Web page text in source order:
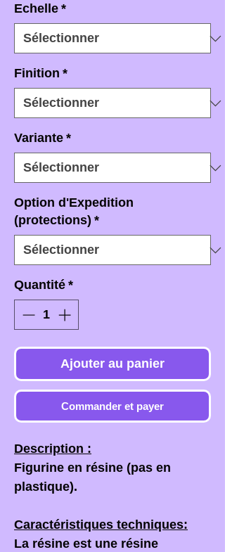
Echelle *
Finition *
Variante *
Option d'Expedition
(protections) *
Quantité *
Ajouter au panier
Commander et payer
Description :
Figurine en résine (pas en
plastique).
Caractéristiques techniques:
La résine est une résine